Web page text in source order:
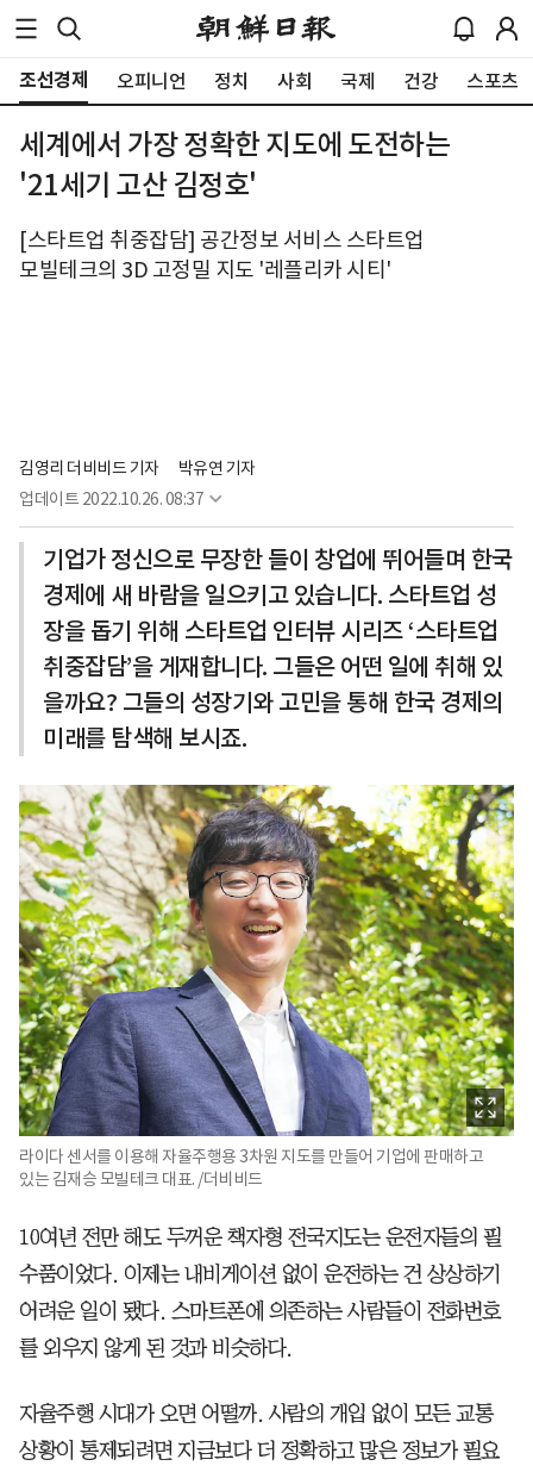
조선경제 오피니언 정치 사회 국제 건강 스포츠
세계에서 가장 정확한 지도에 도전하는
'21세기 고산 김정호'
[스타트업 취중잡담] 공간정보 서비스 스타트업
모빌테크의 3D 고정밀 지도 '레플리카 시티'
김영리 더비비드 기자
박유연 기자
업데이트 2022.10.26. 08:37
기업가 정신으로 무장한 들이 창업에 뛰어들며 한국
경제에 새 바람을 일으키고 있습니다. 스타트업 성
장을 돕기 위해 스타트업 인터뷰 시리즈 ‘스타트업
취중잡담’을 게재합니다. 그들은 어떤 일에 취해 있
을까요? 그들의 성장기와 고민을 통해 한국 경제의
미래를 탐색해 보시죠.
라이다 센서를 이용해 자율주행용 3차원 지도를 만들어 기업에 판매하고
있는 김재승 모빌테크 대표. /더비비드
10여년 전만 해도 두꺼운 책자형 전국지도는 운전자들의 필
수품이었다. 이제는 내비게이션 없이 운전하는 건 상상하기
어려운 일이 됐다. 스마트폰에 의존하는 사람들이 전화번호
를 외우지 않게 된 것과 비슷하다.
자율주행 시대가 오면 어떨까. 사람의 개입 없이 모든 교통
상황이 통제되려면 지금보다 더 정확하고 많은 정보가 필요